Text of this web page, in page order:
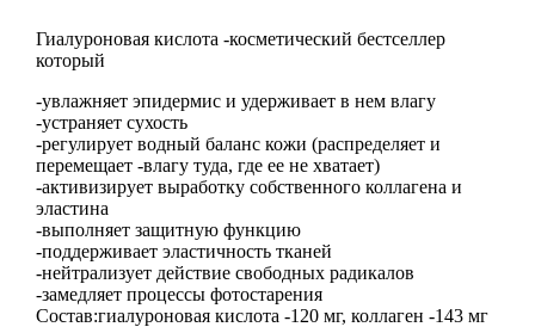
Гиалуроновая кислота -косметический бестселлер
который
-увлажняет эпидермис и удерживает в нем влагу
-устраняет сухость
-регулирует водный баланс кожи (распределяет и
перемещает -влагу туда, где ее не хватает)
-активизирует выработку собственного коллагена и
эластина
-выполняет защитную функцию
-поддерживает эластичность тканей
-нейтрализует действие свободных радикалов
-замедляет процессы фотостарения
Состав:гиалуроновая кислота -120 мг, коллаген -143 мг